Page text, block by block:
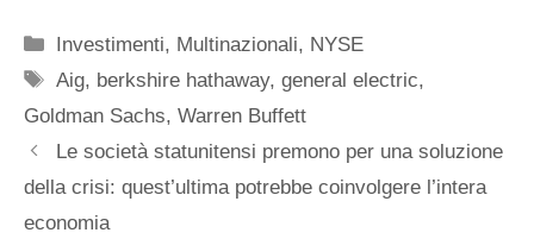
Categorie
Investimenti, Multinazionali, NYSE
Tag
Aig, berkshire hathaway,general electric,
Goldman Sachs, Warren Buffett
Le società statunitensi premono per una soluzione
della crisi: quest’ultima potrebbe coinvolgere l’intera
economia